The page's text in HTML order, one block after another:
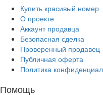
Купить красивый номер
О проекте
Аккаунт продавца
Безопасная сделка
Проверенный продавец
Публичная оферта
Политика
Помощь